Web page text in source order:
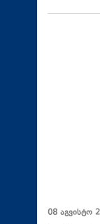
08 აგვისტო